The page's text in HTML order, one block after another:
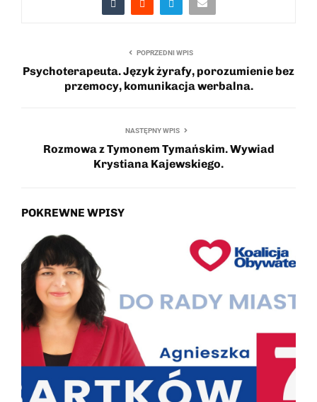
POPRZEDNI WPIS
Psychoterapeuta. Język żyrafy, porozumienie bez
przemocy, komunikacja werbalna.
NASTĘPNY WPIS
Rozmowa z Tymonem Tymańskim. Wywiad
Krystiana Kajewskiego.
POKREWNE WPISY